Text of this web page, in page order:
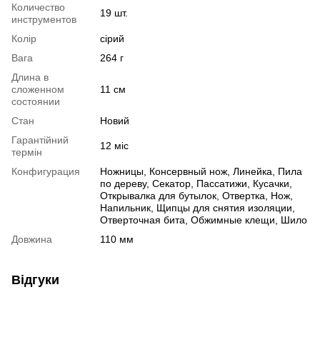
Количество
инструментов
19 шт.
Колір
сірий
Вага
264 г
Длина в
сложенном
состоянии
11 см
Стан
Новий
Гарантійний
термін
12 міс
Конфигурация
Ножницы, Консервный нож, Линейка, Пила
по дереву, Секатор, Пассатижи, Кусачки,
Открывалка для бутылок, Отвертка, Нож,
Напильник, Щипцы для снятия изоляции,
Отверточная бита, Обжимные клещи, Шило
Довжина
110 мм
Відгуки